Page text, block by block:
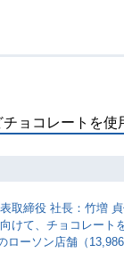
ョコレートを使
取締役 社長：竹増
けて、チョコレート
ローソン店舗（